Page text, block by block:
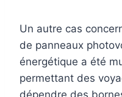
Un autre cas
de panneaux
énergétique a été
permettant des
dépendre des